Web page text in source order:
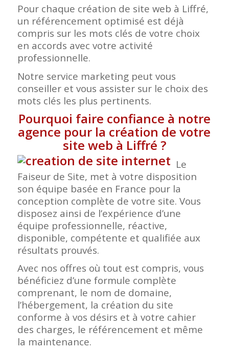
Pour chaque création de site web à Liffré,
un référencement optimisé est déjà
compris sur les mots clés de votre choix
en accords avec votre activité
professionnelle.
Notre service marketing peut vous
conseiller et vous assister sur le choix des
mots clés les plus pertinents.
Pourquoi faire confiance à notre
agence pour la création de votre
site web à Liffré ?
Le
Faiseur de Site, met à votre disposition
son équipe basée en France pour la
conception complète de votre site. Vous
disposez ainsi de l’expérience d’une
équipe professionnelle, réactive,
disponible, compétente et qualifiée aux
résultats prouvés.
Avec nos offres où tout est compris, vous
bénéficiez d’une formule complète
comprenant, le nom de domaine,
l’hébergement, la création du site
conforme à vos désirs et à votre cahier
des charges, le référencement et même
la maintenance.